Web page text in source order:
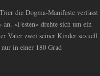
die Dogma-Manifeste verfasst
«Festen» drehte sich um ein
Vater zwei seiner Kinder sexuell
nur in einer 180 Grad